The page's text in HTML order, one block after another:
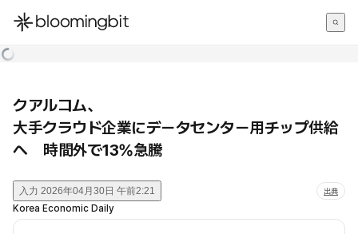
한국어
クアルコム、
大手クラウド企業にデータセンター用チップ供給
へ 時間外で13%急騰
入力 2026年04月30日 午前2:21 出典
Korea Economic Daily